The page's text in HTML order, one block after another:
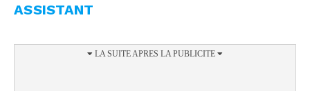
ASSISTANT